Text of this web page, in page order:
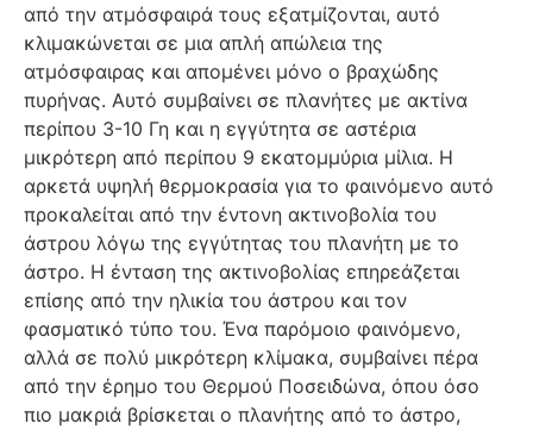
από την ατμόσφαιρά τους εξατμίζονται, αυτό
κλιμακώνεται σε μια απλή απώλεια της
ατμόσφαιρας και απομένει μόνο ο βραχώδης
πυρήνας. Αυτό συμβαίνει σε πλανήτες με ακτίνα
περίπου 3-10 Γη και η εγγύτητα σε αστέρια
μικρότερη από περίπου 9 εκατομμύρια μίλια. Η
αρκετά υψηλή θερμοκρασία για το φαινόμενο αυτό
προκαλείται από την έντονη ακτινοβολία του
άστρου λόγω της εγγύτητας του πλανήτη με το
άστρο. Η ένταση της ακτινοβολίας επηρεάζεται
επίσης από την ηλικία του άστρου και τον
φασματικό τύπο του. Ένα παρόμοιο φαινόμενο,
αλλά σε πολύ μικρότερη κλίμακα, συμβαίνει πέρα
από την έρημο του Θερμού Ποσειδώνα, όπου όσο
πιο μακριά βρίσκεται ο πλανήτης από το άστρο,